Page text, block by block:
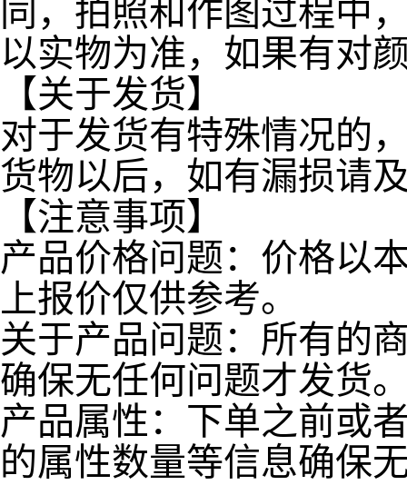
同，拍照和作图过程中
以实物为准，如果有对
【关于发货】
对于发货有特殊情况的
货物以后，如有漏损请
【注意事项】
产品价格问题：价格以
上报价仅供参考。
关于产品问题：所有的
确保无任何问题才发货
产品属性：下单之前或
的属性数量等信息确保